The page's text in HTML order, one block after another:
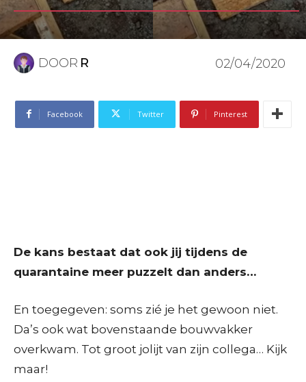
DOOR R 02/04/2020
Facebook Twitter Pinterest
De kans bestaat dat ook jij tijdens de
quarantaine meer puzzelt dan anders…
En toegegeven: soms zié je het gewoon niet.
Da’s ook wat bovenstaande bouwvakker
overkwam. Tot groot jolijt van zijn collega… Kijk
maar!